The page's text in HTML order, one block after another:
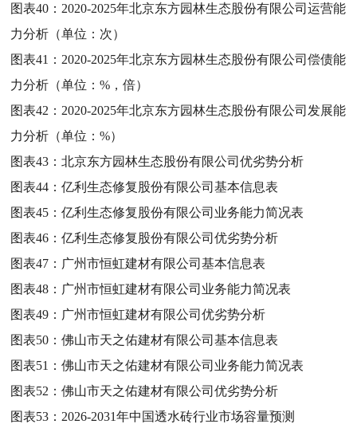
图表40： 2020-2025年北京东方园林生态股份有限公司运营能
力分析（单位：次）
图表41： 2020-2025年北京东方园林生态股份有限公司偿债能
力分析（单位：%，倍）
图表42： 2020-2025年北京东方园林生态股份有限公司发展能
力分析（单位：%）
图表43：北京东方园林生态股份有限公司优劣势分析
图表44：亿利生态修复股份有限公司基本信息表
图表45：亿利生态修复股份有限公司业务能力简况表
图表46：亿利生态修复股份有限公司优劣势分析
图表47： 广州市恒虹建材有限公司基本信息表
图表48： 广州市恒虹建材有限公司业务能力简况表
图表49： 广州市恒虹建材有限公司优劣势分析
图表50：佛山市天之佑建材有限公司基本信息表
图表51：佛山市天之佑建材有限公司业务能力简况表
图表52：佛山市天之佑建材有限公司优劣势分析
图表53： 2026-2031年中国透水砖行业市场容量预测